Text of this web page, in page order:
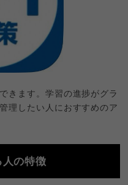
きます。学習の進捗がグラ
理したい人におすすめのア
人の特徴